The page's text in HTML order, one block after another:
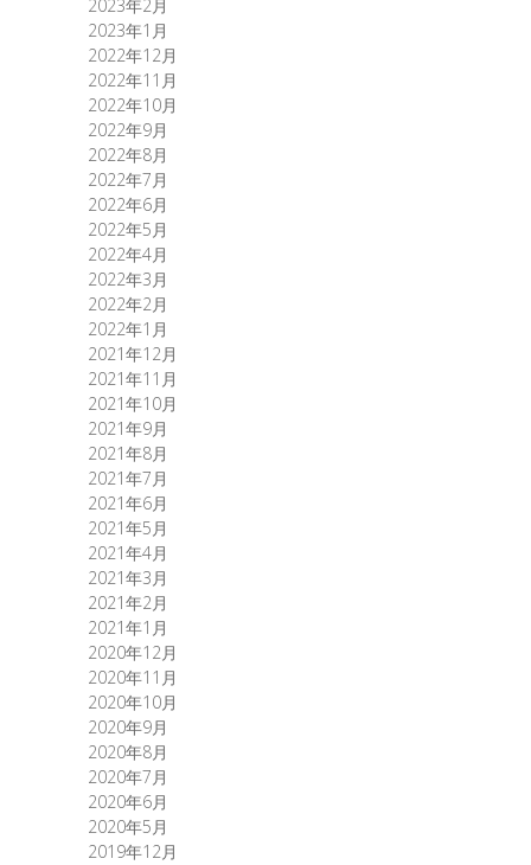
2023年2月
2023年1月
2022年12月
2022年11月
2022年10月
2022年9月
2022年8月
2022年7月
2022年6月
2022年5月
2022年4月
2022年3月
2022年2月
2022年1月
2021年12月
2021年11月
2021年10月
2021年9月
2021年8月
2021年7月
2021年6月
2021年5月
2021年4月
2021年3月
2021年2月
2021年1月
2020年12月
2020年11月
2020年10月
2020年9月
2020年8月
2020年7月
2020年6月
2020年5月
2019年12月